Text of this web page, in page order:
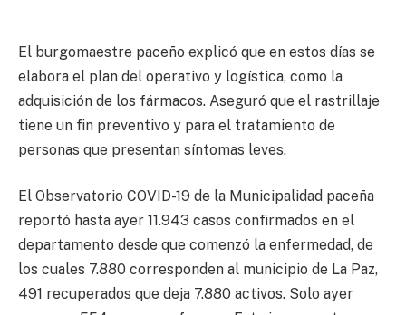
El burgomaestre paceño explicó que en estos días se
elabora el plan del operativo y logística, como la
adquisición de los fármacos. Aseguró que el rastrillaje
tiene un fin preventivo y para el tratamiento de
personas que presentan síntomas leves.
El Observatorio COVID-19 de la Municipalidad paceña
reportó hasta ayer 11.943 casos confirmados en el
departamento desde que comenzó la enfermedad, de
los cuales 7.880 corresponden al municipio de La Paz,
491 recuperados que deja 7.880 activos. Solo ayer